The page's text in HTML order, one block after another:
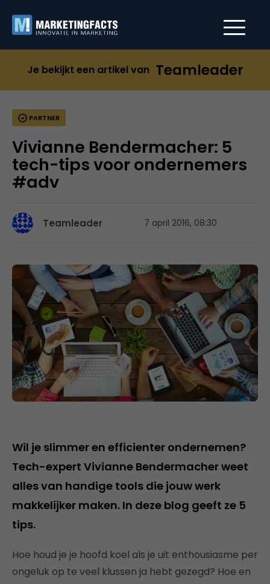
Je bekijkt een artikel van Teamleader
PARTNER
Vivianne Bendermacher: 5
tech-tips voor ondernemers
#adv
Teamleader 7 april 2016, 08:30
Wil je slimmer en efficienter ondernemen?
Tech-expert Vivianne Bendermacher weet
alles van handige tools die jouw werk
makkelijker maken. In deze blog geeft ze 5
tips.
Hoe houd je je hoofd koel als je uit enthousiasme per
ongeluk op te veel klussen ja hebt gezegd? Hoe en